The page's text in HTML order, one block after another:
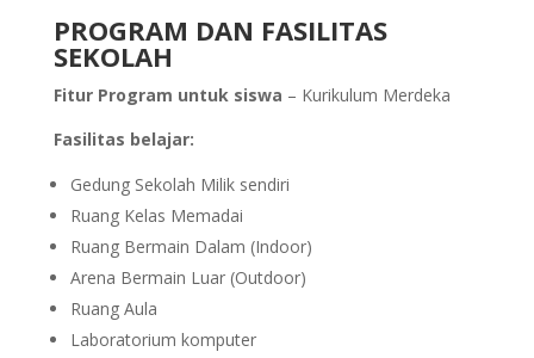
PROGRAM DAN FASILITAS
SEKOLAH
Fitur Program untuk siswa – Kurikulum Merdeka
Fasilitas belajar:
Gedung Sekolah Milik sendiri
Ruang Kelas Memadai
Ruang Bermain Dalam (Indoor)
Arena Bermain Luar (Outdoor)
Ruang Aula
Laboratorium komputer